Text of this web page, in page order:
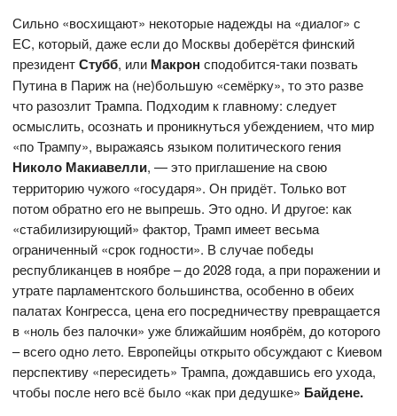
Сильно «восхищают» некоторые надежды на «диалог» с
ЕС, который, даже если до Москвы доберётся финский
президентСтубб, или Макрон сподобится-таки позвать
Путина в Париж на (не)большую «семёрку», то это разве
что разозлит Трампа. Подходим к главному: следует
осмыслить, осознать и проникнуться убеждением, что мир
«по Трампу», выражаясь языком политического гения
Николо Макиавелли, — это приглашение на свою
территорию чужого «государя». Он придёт. Только вот
потом обратно его не выпрешь. Это одно. И другое: как
«стабилизирующий» фактор, Трамп имеет весьма
ограниченный «срок годности». В случае победы
республиканцев в ноябре – до 2028 года, а при поражении и
утрате парламентского большинства, особенно в обеих
палатах Конгресса, цена его посредничеству превращается
в «ноль без палочки» уже ближайшим ноябрём, до которого
– всего одно лето. Европейцы открыто обсуждают с Киевом
перспективу «пересидеть» Трампа, дождавшись его ухода,
чтобы после него всё было «как при дедушке» Байдене.